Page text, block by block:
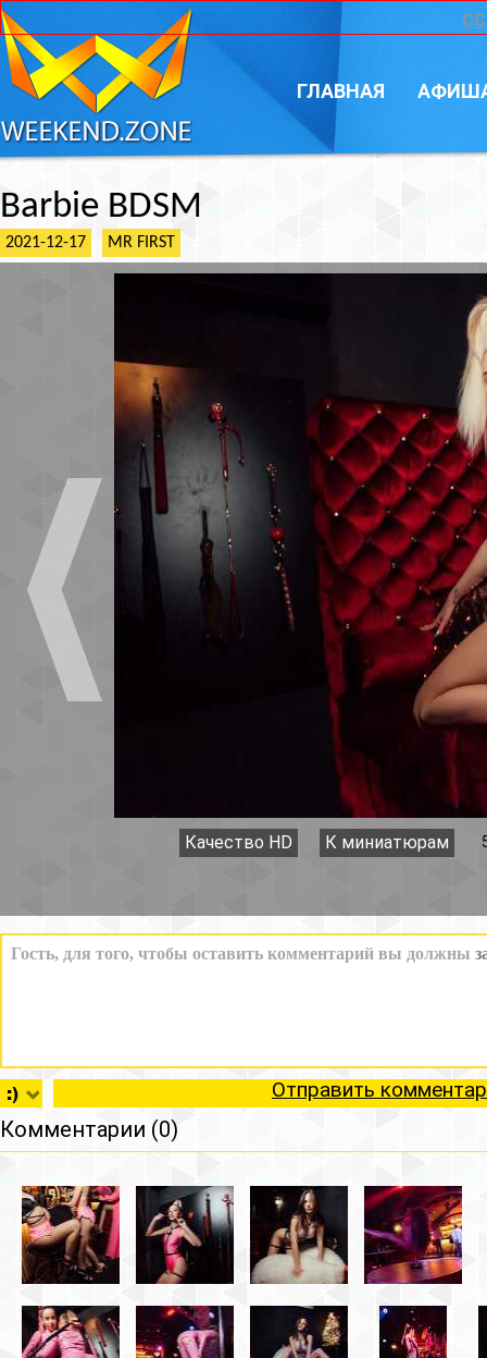
ГЛАВНАЯ
Barbie BDSM
2021-12-17 MR FIRST
Качество HD К миниатюрам
Отправить
Комментарии (0)